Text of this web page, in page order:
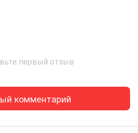
первый отзыв
комментарий